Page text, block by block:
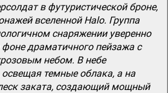
в футуристической броне,
вселенной Halo. Группа
снаряжении уверенно
драматичного пейзажа с
небом. В небе
темные облака, а на
заката, создающий мощный